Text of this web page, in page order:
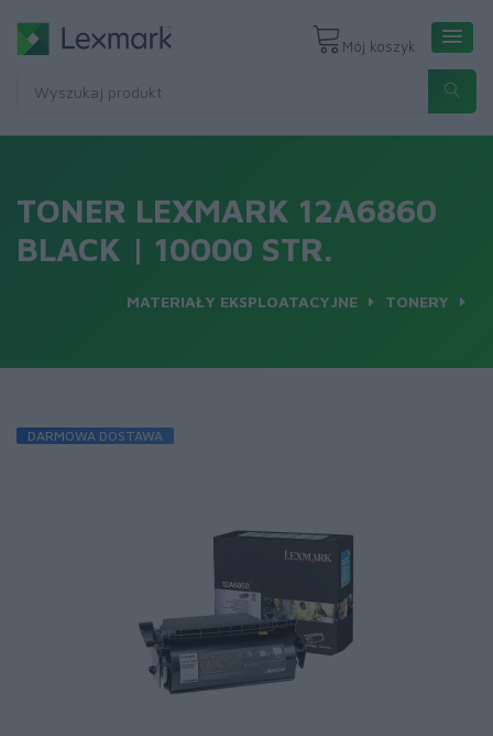
Mój koszyk
TONER LEXMARK 12A6860
BLACK | 10000 STR.
MATERIAŁY EKSPLOATACYJNE TONERY
DARMOWA DOSTAWA